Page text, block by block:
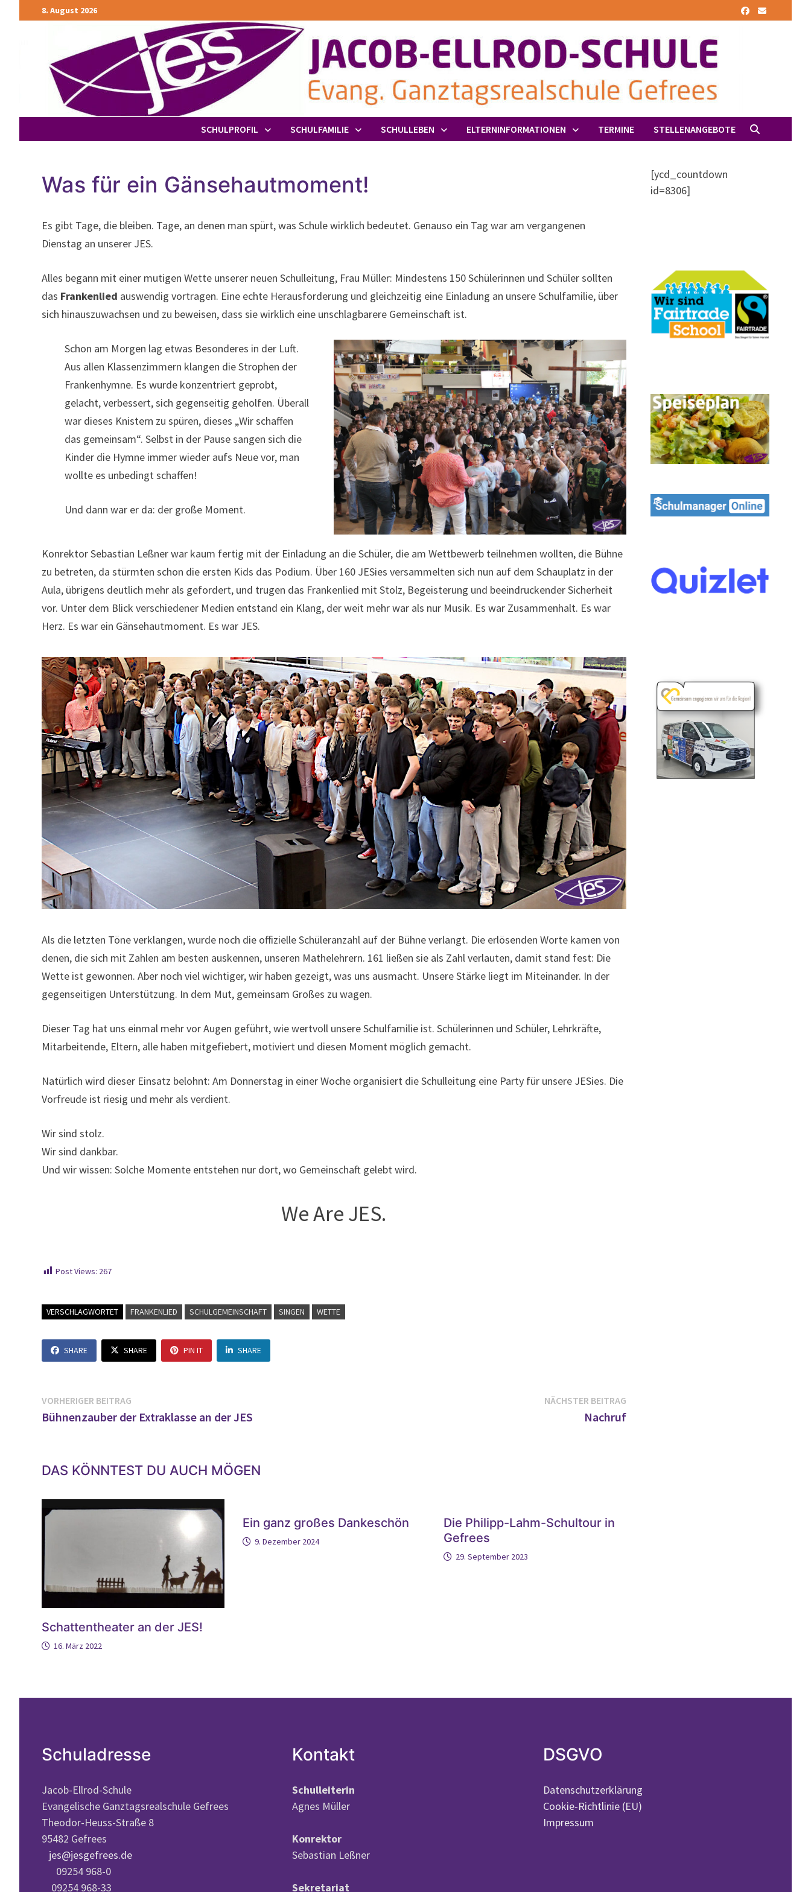
Zurück
zum
8. August 2026
SCHULPROFIL SCHULFAMILIE SCHULLEBEN ELTERNINFORMATIONEN TERMINE STELLENANGEBOTE
Was für ein Gänsehautmoment!
Es gibt Tage, die bleiben. Tage, an denen man spürt, was Schule wirklich bedeutet. Genauso ein Tag war am vergangenen
Dienstag an unserer JES.
Alles begann mit einer mutigen Wette unserer neuen Schulleitung, Frau Müller: Mindestens 150 Schülerinnen und Schüler sollten
das Frankenlied auswendig vortragen. Eine echte Herausforderung und gleichzeitig eine Einladung an unsere Schulfamilie, über
sich hinauszuwachsen und zu beweisen, dass sie wirklich eine unschlagbarere Gemeinschaft ist.
Schon am Morgen lag etwas Besonderes in der Luft.
Aus allen Klassenzimmern klangen die Strophen der
Frankenhymne. Es wurde konzentriert geprobt,
gelacht, verbessert, sich gegenseitig geholfen. Überall
war dieses Knistern zu spüren, dieses „Wir schaffen
das gemeinsam“. Selbst in der Pause sangen sich die
Kinder die Hymne immer wieder aufs Neue vor, man
wollte es unbedingt schaffen!
Und dann war er da: der große Moment.
Konrektor Sebastian Leßner war kaum fertig mit der Einladung an die Schüler, die am Wettbewerb teilnehmen wollten, die Bühne
zu betreten, da stürmten schon die ersten Kids das Podium. Über 160 JESies versammelten sich nun auf dem Schauplatz in der
Aula, übrigens deutlich mehr als gefordert, und trugen das Frankenlied mit Stolz, Begeisterung und beeindruckender Sicherheit
vor. Unter dem Blick verschiedener Medien entstand ein Klang, der weit mehr war als nur Musik. Es war Zusammenhalt. Es war
Herz. Es war ein Gänsehautmoment. Es war JES.
Als die letzten Töne verklangen, wurde noch die offizielle Schüleranzahl auf der Bühne verlangt. Die erlösenden Worte kamen von
denen, die sich mit Zahlen am besten auskennen, unseren Mathelehrern. 161 ließen sie als Zahl verlauten, damit stand fest: Die
Wette ist gewonnen. Aber noch viel wichtiger, wir haben gezeigt, was uns ausmacht. Unsere Stärke liegt im Miteinander. In der
gegenseitigen Unterstützung. In dem Mut, gemeinsam Großes zu wagen.
Dieser Tag hat uns einmal mehr vor Augen geführt, wie wertvoll unsere Schulfamilie ist. Schülerinnen und Schüler, Lehrkräfte,
Mitarbeitende, Eltern, alle haben mitgefiebert, motiviert und diesen Moment möglich gemacht.
Natürlich wird dieser Einsatz belohnt: Am Donnerstag in einer Woche organisiert die Schulleitung eine Party für unsere JESies. Die
Vorfreude ist riesig und mehr als verdient.
Wir sind stolz.
Wir sind dankbar.
Und wir wissen: Solche Momente entstehen nur dort, wo Gemeinschaft gelebt wird.
We Are JES.
Post Views: 267
VERSCHLAGWORTET FRANKENLIED SCHULGEMEINSCHAFT SINGEN WETTE
SHARE SHARE PIN IT SHARE
Beitragsnavigation
VORHERIGER BEITRAGVorheriger
Beitrag:
Bühnenzauber der Extraklasse an der JES
NÄCHSTER BEITRAG
Beitrag:
Nachruf
DAS KÖNNTEST DU AUCH MÖGEN
Schattentheater an der JES!
16. März 2022
Ein ganz großes Dankeschön
9. Dezember 2024
Die Philipp-Lahm-Schultour in
Gefrees
29. September 2023
[ycd_countdown
id=8306]
Schuladresse
Jacob-Ellrod-Schule
Evangelische Ganztagsrealschule Gefrees
Theodor-Heuss-Straße 8
95482 Gefrees
jes@jesgefrees.de
09254 968-0
09254 968-33
Kontakt
Schulleiterin
Agnes Müller
Konrektor
Sebastian Leßner
Sekretariat
DSGVO
Datenschutzerklärung
Cookie-Richtlinie (EU)
Impressum